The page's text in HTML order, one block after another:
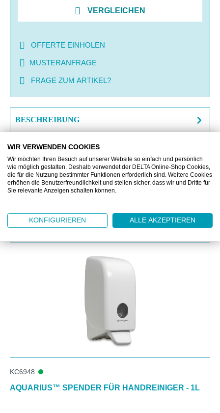
VERGLEICHEN
OFFERTE EINHOLEN
MUSTERANFRAGE
FRAGE ZUM ARTIKEL?
BESCHREIBUNG
ZUSATZINFORMATIONEN
DOWNLOAD
Produktgalerie überspringen
Zubehör
KC6948
AQUARIUS™ SPENDER FÜR HANDREINIGER - 1L
WIR VERWENDEN COOKIES
Wir möchten Ihren Besuch auf unserer Website so einfach und persönlich
wie möglich gestalten. Deshalb verwendet der DELTA Online-Shop Cookies,
die für die Nutzung bestimmter Funktionen erforderlich sind. Weitere Cookies
erhöhen die Benutzerfreundlichkeit und stellen sicher, dass wir und Dritte für
Sie relevante Anzeigen schalten können.
KONFIGURIEREN ALLE AKZEPTIEREN